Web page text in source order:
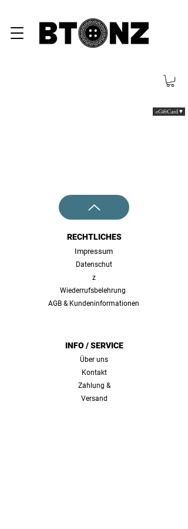
eGiftCard ♥
RECHTLICHES
Impressum
Datenschut
z
Wiederrufsbelehrung
AGB & Kundeninformationen
INFO / SERVICE
Über uns
Kontakt
Zahlung &
Versand